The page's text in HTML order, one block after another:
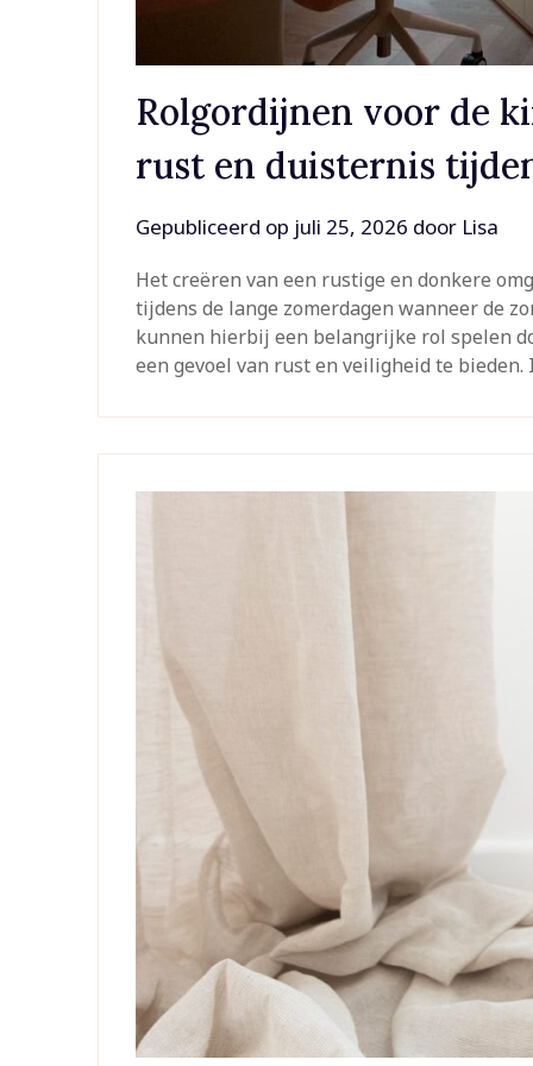
Rolgordijnen voor de
rust en duisternis
Gepubliceerd op juli 25, 2026 door Lisa
Het creëren van een rustige en donkere
tijdens de lange zomerdagen wanneer de
kunnen hierbij een belangrijke rol spelen
een gevoel van rust en veiligheid te